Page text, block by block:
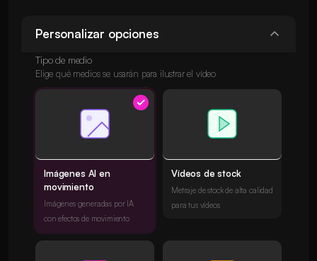
Personalizar opciones
Tipo de medio
Elige qué medios se usarán para ilustrar el vídeo
Imágenes AI en
movimiento
Imágenes generadas por IA
con efectos de movimiento
Vídeos de stock
Metraje de stock de alta calidad
para tus vídeos